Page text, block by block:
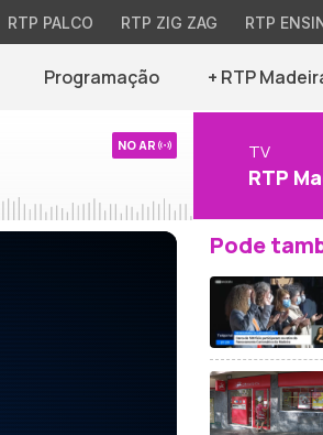
RTP PALCO RTP ZIG ZAG RTP
Programação + RTP
NO AR TV
RTP
Pode